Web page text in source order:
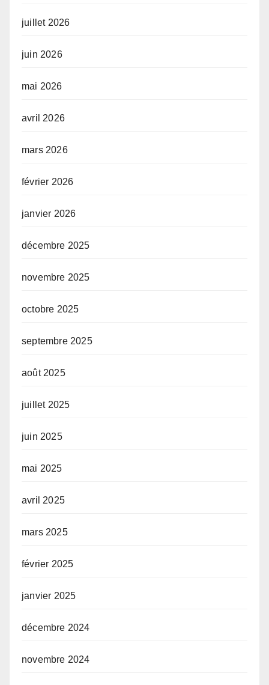
juillet 2026
juin 2026
mai 2026
avril 2026
mars 2026
février 2026
janvier 2026
décembre 2025
novembre 2025
octobre 2025
septembre 2025
août 2025
juillet 2025
juin 2025
mai 2025
avril 2025
mars 2025
février 2025
janvier 2025
décembre 2024
novembre 2024